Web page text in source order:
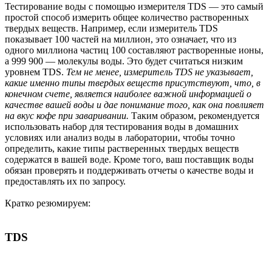
Тестирование воды с помощью измерителя TDS — это самый
простой способ измерить общее количество растворенных
твердых веществ. Например, если измеритель TDS
показывает 100 частей на миллион, это означает, что из
одного миллиона частиц 100 составляют растворенные ионы,
а 999 900 — молекулы воды. Это будет считаться низким
уровнем TDS. Тем не менее, измеритель TDS не указывает,
какие именно типы твердых веществ присутствуют, что, в
конечном счете, является наиболее важной информацией о
качестве вашей воды и дае понимание того, как она повлияет
на вкус кофе при заваривании. Таким образом, рекомендуется
использовать набор для тестирования воды в домашних
условиях или анализ воды в лаборатории, чтобы точно
определить, какие типы растверенных твердых веществ
содержатся в вашей воде. Кроме того, ваш поставщик воды
обязан проверять и поддерживать отчеты о качестве воды и
предоставлять их по запросу.
Кратко резюмируем:
TDS